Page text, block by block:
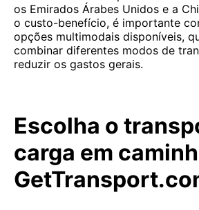
os Emirados Árabes Unidos e a
o custo-benefício, é importante
opções multimodais disponíveis,
combinar diferentes modos de
reduzir os gastos gerais.
Escolha o
carga em